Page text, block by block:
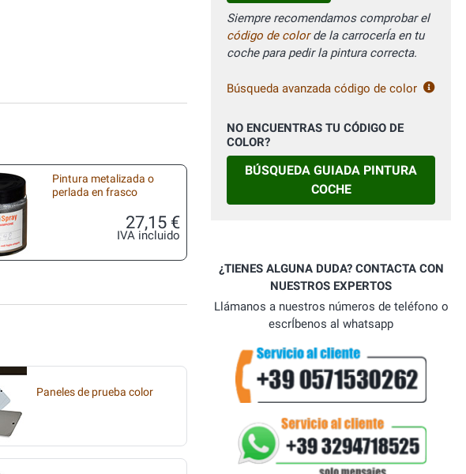
Pintura metalizada o
perlada en frasco
27,15 €
IVA incluido
Paneles de prueba color
Siempre recomendamos comprobar el
código de colorde la carrocerÍa en tu
coche para pedir la pintura correcta.
Búsqueda avanzada código de color
NO ENCUENTRAS TU CÓDIGO DE
COLOR?
BÚSQUEDA GUIADA PINTURA
COCHE
¿TIENES ALGUNA DUDA? CONTACTA CON
NUESTROS EXPERTOS
Llámanos a nuestros números de teléfono o
escrÍbenos al whatsapp